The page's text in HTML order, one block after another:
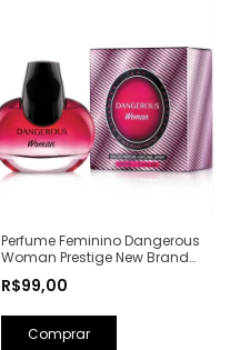
Perfume Feminino Dangerous
Woman Prestige New Brand
100ml (Ref. Olfativa: Poison
R$99,00